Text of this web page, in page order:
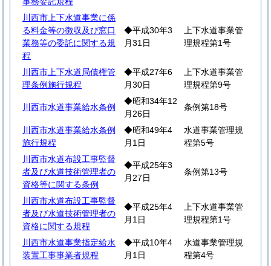
川西市上下水道事業に係
る料金等の徴収及び窓口
業務等の委託に関する規
程
◆平成30年3
月31日
上下水道事業管
理規程第1号
川西市上下水道局債権管
理条例施行規程
◆平成27年6
月30日
上下水道事業管
理規程第9号
川西市水道事業給水条例
◆昭和34年12
月26日
条例第18号
川西市水道事業給水条例
施行規程
◆昭和49年4
月1日
水道事業管理規
程第5号
川西市水道布設工事監督
者及び水道技術管理者の
資格等に関する条例
◆平成25年3
月27日
条例第13号
川西市水道布設工事監督
者及び水道技術管理者の
資格に関する規程
◆平成25年4
月1日
上下水道事業管
理規程第1号
川西市水道事業指定給水
装置工事事業者規程
◆平成10年4
月1日
水道事業管理規
程第4号